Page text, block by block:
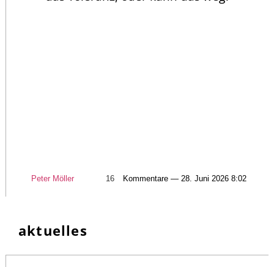
Peter Möller 16 Kommentare — 28. Juni 2026 8:02
aktuelles